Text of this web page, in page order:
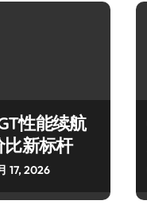
性能续航
新标杆
17, 2026